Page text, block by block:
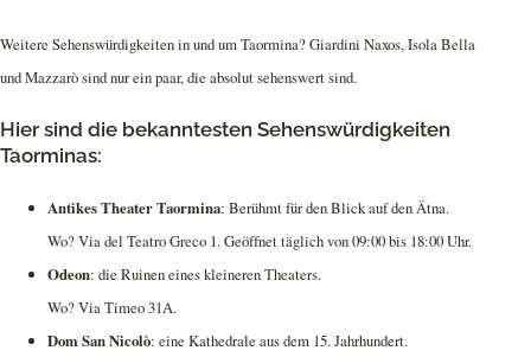
Weitere Sehenswürdigkeiten in und um Taormina? Giardini Naxos, Isola Bella
und Mazzarò sind nur ein paar, die absolut sehenswert sind.
Hier sind die bekanntesten Sehenswürdigkeiten
Taorminas:
Antikes Theater Taormina: Berühmt für den Blick auf den Ätna.
Wo? Via del Teatro Greco 1. Geöffnet täglich von 09:00 bis 18:00 Uhr.
Odeon: die Ruinen eines kleineren Theaters.
Wo? Via Timeo 31A.
Dom San Nicolò: eine Kathedrale aus dem 15. Jahrhundert.